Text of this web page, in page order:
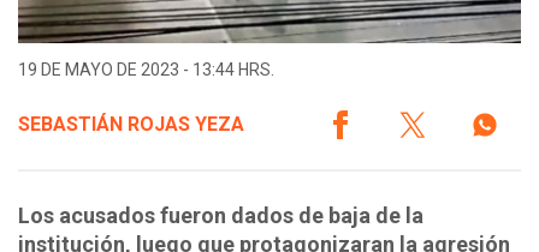
19 DE MAYO DE 2023 - 13:44 HRS.
SEBASTIÁN ROJAS YEZA
Los acusados fueron dados de baja de la
institución, luego que protagonizaran la agresión